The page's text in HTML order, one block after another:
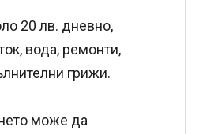
20 лв. дневно,
вода, ремонти,
грижи.
може да